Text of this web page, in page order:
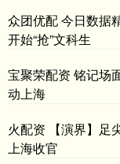
众团优配 今日数据
开始“抢”文科生
宝聚荣配资 铭记场
动上海
火配资 【演界】足
上海收官